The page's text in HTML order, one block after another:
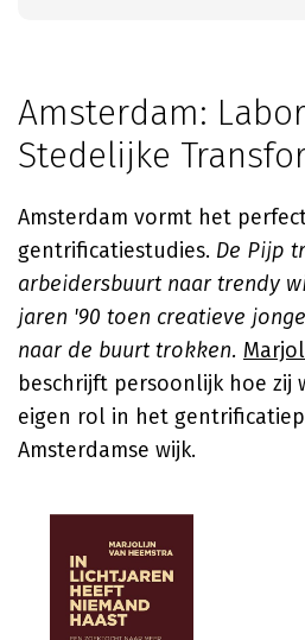
Amsterdam:
Stedelijke
Amsterdam vormt het
gentrificatiestudies. De Pijp
arbeidersbuurt naar trendy
jaren '90 toen creatieve
naar de buurt trokken.
beschrijft persoonlijk hoe zij
eigen rol in het
Amsterdamse wijk.